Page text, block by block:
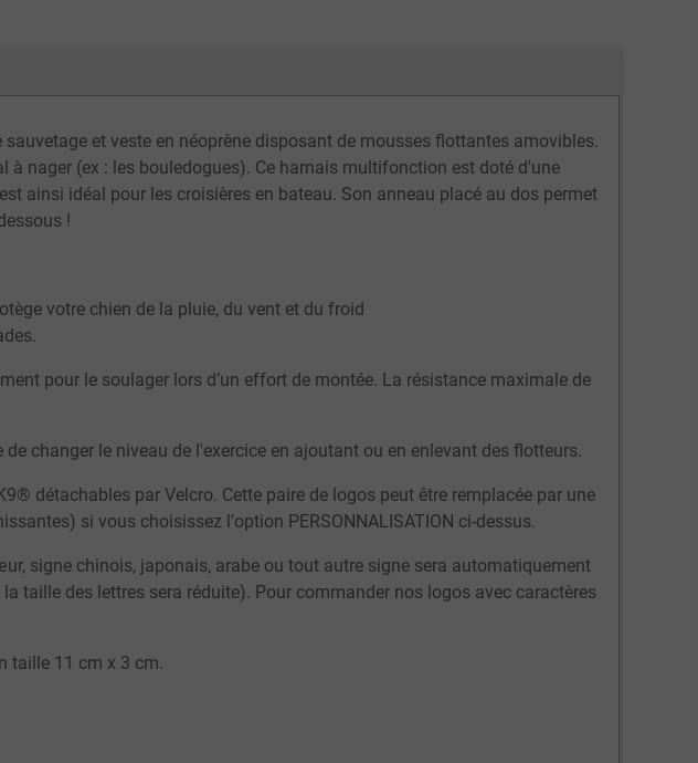
et veste en néoprène disposant de mousses flottantes amovibles.
à nager (ex : les bouledogues). Ce harnais multifonction est doté d'une
ainsi idéal pour les croisières en bateau. Son anneau placé au dos permet
!
votre chien de la pluie, du vent et du froid
pour le soulager lors d’un effort de montée. La résistance maximale de
changer le niveau de l'exercice en ajoutant ou en enlevant des flotteurs.
détachables par Velcro. Cette paire de logos peut être remplacée par une
si vous choisissez l'option PERSONNALISATION ci-dessus.
signe chinois, japonais, arabe ou tout autre signe sera automatiquement
taille des lettres sera réduite). Pour commander nos logos avec caractères
taille 11 cm x 3 cm.